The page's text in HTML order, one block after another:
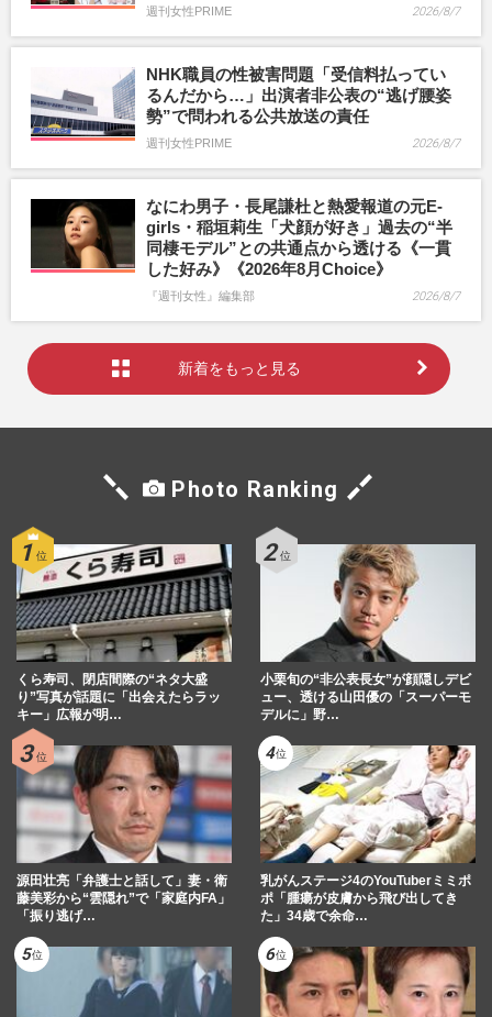
週刊女性PRIME 2026/8/7
NHK職員の性被害問題「受信料払ってい
るんだから…」出演者非公表の“逃げ腰姿
勢”で問われる公共放送の責任
週刊女性PRIME 2026/8/7
なにわ男子・長尾謙杜と熱愛報道の元E-
girls・稲垣莉生「犬顔が好き」過去の“半
同棲モデル”との共通点から透ける《一貫
した好み》《2026年8月Choice》
『週刊女性』編集部 2026/8/7
新着をもっと見る
Photo Ranking
くら寿司、閉店間際の“ネタ大盛
り”写真が話題に「出会えたらラッ
キー」広報が明…
小栗旬の“非公表長女”が顔隠しデビ
ュー、透ける山田優の「スーパーモ
デルに」野…
源田壮亮「弁護士と話して」妻・衛
藤美彩から“雲隠れ”で「家庭内FA」
「振り逃げ…
乳がんステージ4のYouTuberミミポ
ポ「腫瘍が皮膚から飛び出してき
た」34歳で余命…